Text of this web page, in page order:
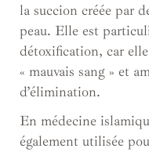
la succion créée par
peau. Elle est
détoxification, car
« mauvais sang » et
d’élimination.
En médecine
également utilisée